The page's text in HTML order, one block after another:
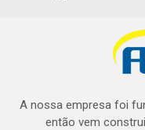
A nossa empresa foi
então vem